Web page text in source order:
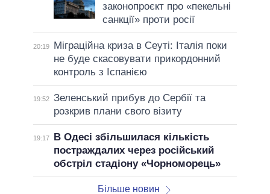
законопроєкт про «пекельні
санкції» проти росії
20:19
Міграційна криза в Сеуті: Італія поки
не буде скасовувати прикордонний
контроль з Іспанією
19:52 Зеленський прибув до Сербії та
розкрив плани свого візиту
19:17
В Одесі збільшилася кількість
постраждалих через російський
обстріл стадіону «Чорноморець»
Більше новин